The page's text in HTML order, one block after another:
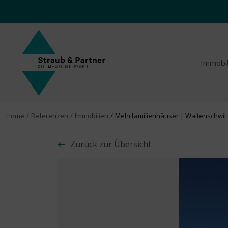
Home Referenzen Immobilien Mehrfamilienhäuser | Waltenschwil
Zurück zur Übersicht